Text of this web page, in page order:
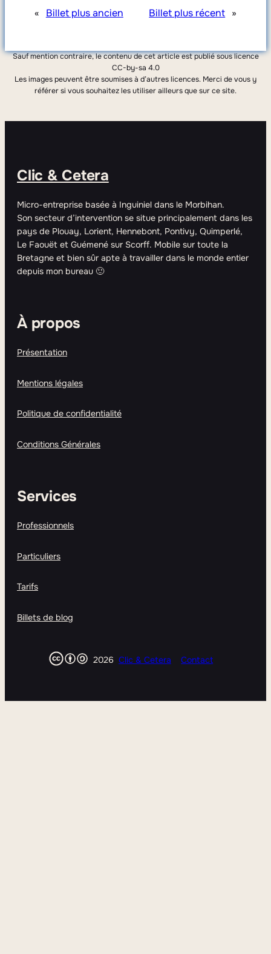
« Billet plus ancien Billet plus récent »
Sauf mention contraire, le contenu de cet article est publié sous licence
CC-by-sa 4.0
Les images peuvent être soumises à d’autres licences. Merci de vous y
référer si vous souhaitez les utiliser ailleurs que sur ce site.
Clic & Cetera
Micro-entreprise basée à Inguiniel dans le Morbihan.
Son secteur d’intervention se situe principalement dans les
pays de Plouay, Lorient, Hennebont, Pontivy, Quimperlé,
Le Faouët et Guémené sur Scorff. Mobile sur toute la
Bretagne et bien sûr apte à travailler dans le monde entier
depuis mon bureau 🙂
À propos
Présentation
Mentions légales
Politique de confidentialité
Conditions Générales
Services
Professionnels
Particuliers
Tarifs
Billets de blog
2026 Clic & Cetera Contact